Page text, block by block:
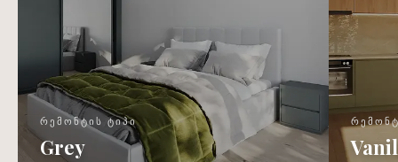
ᲠᲔᲛᲝᲜᲢᲘᲡ ᲢᲘᲞᲘ
Grey